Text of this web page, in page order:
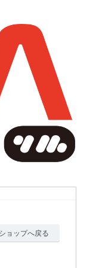
ショップへ戻る